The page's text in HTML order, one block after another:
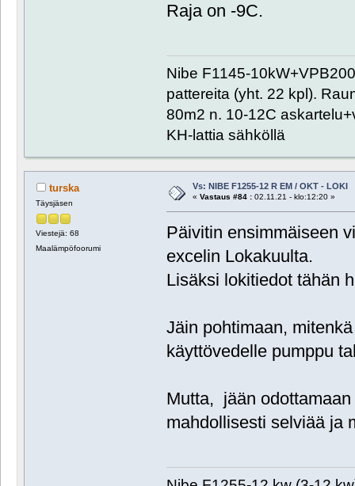
Raja on -9C.
Nibe F1145-
pattereita (yht. 22 kpl).
80m2 n. 10-12C
KH-lattia sähköllä
turska
Täysjäsen
Viestejä: 68
Maalämpöfoorumi
Vs: NIBE F1255-12 R EM / OKT - LOKI
« Vastaus #84 :02.11.21 - klo:12:20 »
Päivitin ensimmäiseen
excelin Lokakuulta.
Lisäksi lokitiedot tähän
Jäin pohtimaan,
käyttövedelle pumppu
Mutta, jään
mahdollisesti selviää ja